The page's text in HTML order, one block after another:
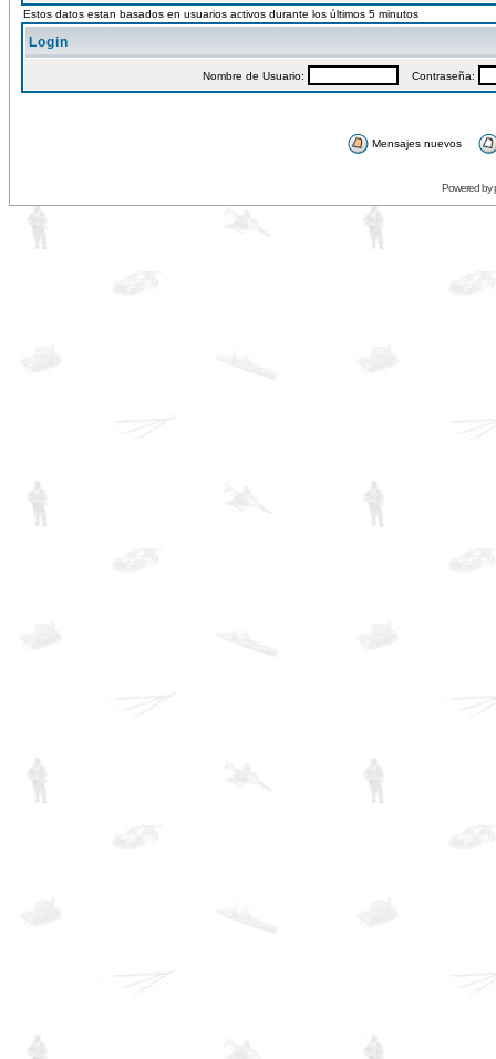
Estos datos estan basados en usuarios activos durante los últimos 5 minutos
Login
Nombre de Usuario: Contraseña:
Mensajes nuevos
Powered by